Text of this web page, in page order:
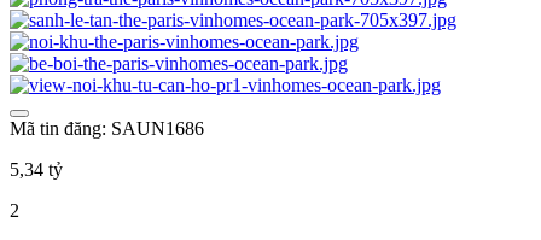
Mã tin đăng: SAUN1686
5,34 tỷ
2